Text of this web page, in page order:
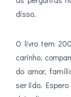
disso.
O livro tem
carinho,
do amor,
ser lido.